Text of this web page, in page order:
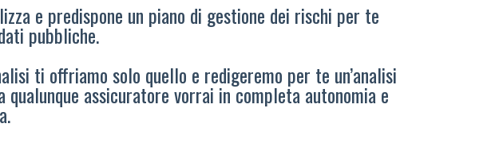
e predispone un piano di gestione dei rischi per te
pubbliche.
ti offriamo solo quello e redigeremo per te un’analisi
assicuratore vorrai in completa autonomia e